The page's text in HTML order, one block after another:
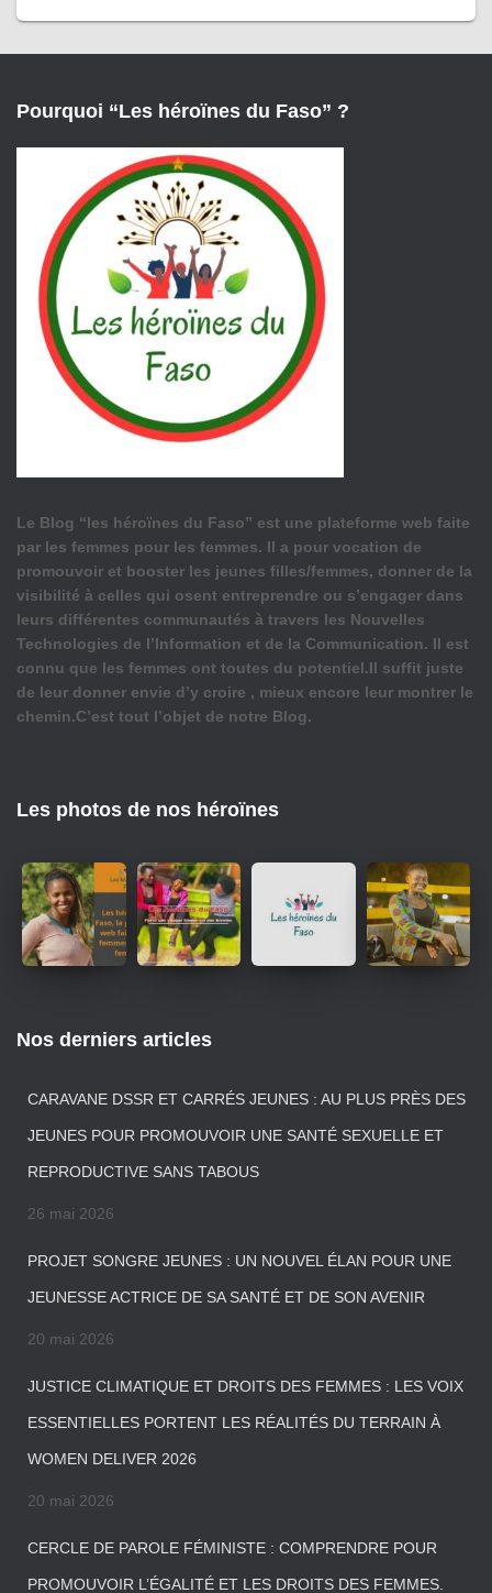
Pourquoi “Les héroïnes du Faso” ?
Le Blog “les héroïnes du Faso” est une plateforme web faite
par les femmes pour les femmes. Il a pour vocation de
promouvoir et booster les jeunes filles/femmes, donner de la
visibilité à celles qui osent entreprendre ou s’engager dans
leurs différentes communautés à travers les Nouvelles
Technologies de l’Information et de la Communication. Il est
connu que les femmes ont toutes du potentiel.Il suffit juste
de leur donner envie d’y croire , mieux encore leur montrer le
chemin.C’est tout l’objet de notre Blog.
Les photos de nos héroïnes
Nos derniers articles
CARAVANE DSSR ET CARRÉS JEUNES : AU PLUS PRÈS DES
JEUNES POUR PROMOUVOIR UNE SANTÉ SEXUELLE ET
REPRODUCTIVE SANS TABOUS
26 mai 2026
PROJET SONGRE JEUNES : UN NOUVEL ÉLAN POUR UNE
JEUNESSE ACTRICE DE SA SANTÉ ET DE SON AVENIR
20 mai 2026
JUSTICE CLIMATIQUE ET DROITS DES FEMMES : LES VOIX
ESSENTIELLES PORTENT LES RÉALITÉS DU TERRAIN À
WOMEN DELIVER 2026
20 mai 2026
CERCLE DE PAROLE FÉMINISTE : COMPRENDRE POUR
PROMOUVOIR L’ÉGALITÉ ET LES DROITS DES FEMMES.